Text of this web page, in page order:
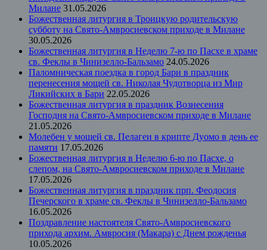
Милане 31.05.2026
Божественная литургия в Троицкую родительскую
субботу на Свято-Амвросиевском приходе в Милане
30.05.2026
Божественная литургия в Неделю 7-ю по Пасхе в храме
св. Феклы в Чинизелло-Бальзамо 24.05.2026
Паломническая поездка в город Бари в праздник
перенесения мощей св. Николая Чудотворца из Мир
Ликийских в Бари 22.05.2026
Божественная литургия в праздник Вознесения
Господня на Свято-Амвросиевском приходе в Милане
21.05.2026
Молебен у мощей св. Пелагеи в крипте Дуомо в день ее
памяти 17.05.2026
Божественная литургия в Неделю 6-ю по Пасхе, о
слепом, на Свято-Амвросиевском приходе в Милане
17.05.2026
Божественная литургия в праздник прп. Феодосия
Печерского в храме св. Феклы в Чинизелло-Бальзамо
16.05.2026
Поздравление настоятеля Свято-Амвросиевского
прихода архим. Амвросия (Макара) с Днем рожденья
10.05.2026